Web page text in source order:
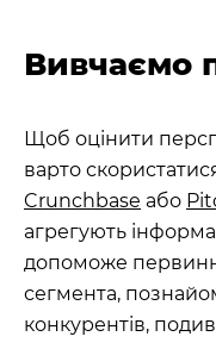
Вивчаємо
Щоб оцінити
варто
Crunchbase або
aгрегують
допоможе
сегмента,
конкурентів,